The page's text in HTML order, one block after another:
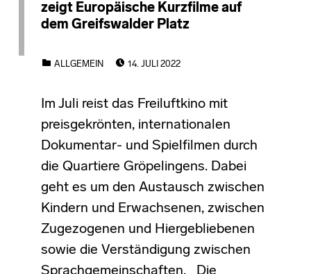
zeigt Europäische Kurzfilme auf
dem Greifswalder Platz
ALLGEMEIN
14. JULI 2022
Im Juli reist das Freiluftkino mit
preisgekrönten, internationalen
Dokumentar- und Spielfilmen durch
die Quartiere Gröpelingens. Dabei
geht es um den Austausch zwischen
Kindern und Erwachsenen, zwischen
Zugezogenen und Hiergebliebenen
sowie die Verständigung zwischen
Sprachgemeinschaften. Die